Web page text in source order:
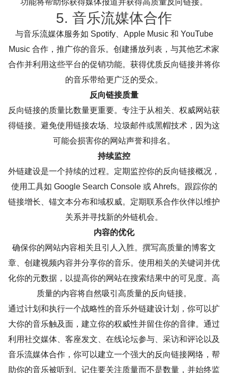
5. 音乐流媒体合作
与音乐流媒体服务如 Spotify、Apple Music 和 YouTube
Music 合作，推广你的音乐。创建播放列表，与其他艺术家
合作并利用这些平台的促销功能。获得优质反向链接并将你
的音乐带给更广泛的受众。
反向链接质量
反向链接的质量比数量更重要。专注于从相关、权威网站获
得链接。避免使用链接农场、垃圾邮件或黑帽技术，因为这
可能会损害你的网站声誉和排名。
持续监控
外链建设是一个持续的过程。定期监控你的反向链接概况，
使用工具如 Google Search Console 或 Ahrefs。跟踪你的
链接增长、锚文本分布和域权威。定期联系合作伙伴以维护
关系并寻找新的外链机会。
内容的优化
确保你的网站内容相关且引人入胜。撰写高质量的博客文
章、创建视频内容并分享你的音乐。使用相关的关键词并优
化你的元数据，以提高你的网站在搜索结果中的可见度。高
质量的内容将自然吸引高质量的反向链接。
通过计划和执行一个战略性的音乐外链建设计划，你可以扩
大你的音乐触及面，建立你的权威性并留住你的音律。通过
利用社交媒体、客座发文、在线论坛参与、采访和评论以及
音乐流媒体合作，你可以建立一个强大的反向链接网络，帮
助你的音乐被听到。记住要关注质量而不是数量，并始终监